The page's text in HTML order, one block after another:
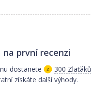
na první recenzi
dostanete
300 Zlaťáků
získáte další výhody.